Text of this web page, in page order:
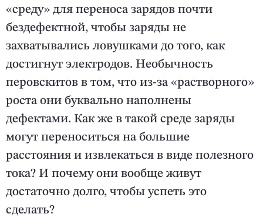
«среду» для переноса зарядов почти
бездефектной, чтобы заряды не
захватывались ловушками до того, как
достигнут электродов. Необычность
перовскитов в том, что из-за «растворного»
роста они буквально наполнены
дефектами. Как же в такой среде заряды
могут переноситься на большие
расстояния и извлекаться в виде полезного
тока? И почему они вообще живут
достаточно долго, чтобы успеть это
сделать?